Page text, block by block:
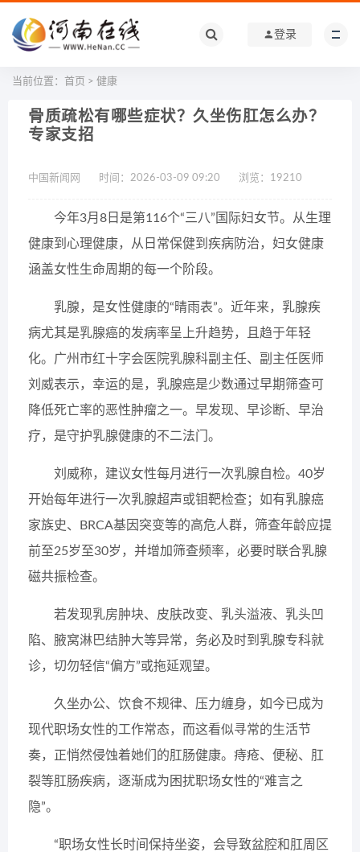
登录
当前位置： 首页 > 健康
骨质疏松有哪些症状？久坐伤肛怎么办？
专家支招
中国新闻网 时间：2026-03-09 09:20 浏览： 19210
今年3月8日是第116个“三八”国际妇女节。从生理
健康到心理健康，从日常保健到疾病防治，妇女健康
涵盖女性生命周期的每一个阶段。
乳腺，是女性健康的“晴雨表”。近年来，乳腺疾
病尤其是乳腺癌的发病率呈上升趋势，且趋于年轻
化。广州市红十字会医院乳腺科副主任、副主任医师
刘威表示，幸运的是，乳腺癌是少数通过早期筛查可
降低死亡率的恶性肿瘤之一。早发现、早诊断、早治
疗，是守护乳腺健康的不二法门。
刘威称，建议女性每月进行一次乳腺自检。40岁
开始每年进行一次乳腺超声或钼靶检查；如有乳腺癌
家族史、BRCA基因突变等的高危人群，筛查年龄应提
前至25岁至30岁，并增加筛查频率，必要时联合乳腺
磁共振检查。
若发现乳房肿块、皮肤改变、乳头溢液、乳头凹
陷、腋窝淋巴结肿大等异常，务必及时到乳腺专科就
诊，切勿轻信“偏方”或拖延观望。
久坐办公、饮食不规律、压力缠身，如今已成为
现代职场女性的工作常态，而这看似寻常的生活节
奏，正悄然侵蚀着她们的肛肠健康。痔疮、便秘、肛
裂等肛肠疾病，逐渐成为困扰职场女性的“难言之
隐”。
“职场女性长时间保持坐姿，会导致盆腔和肛周区